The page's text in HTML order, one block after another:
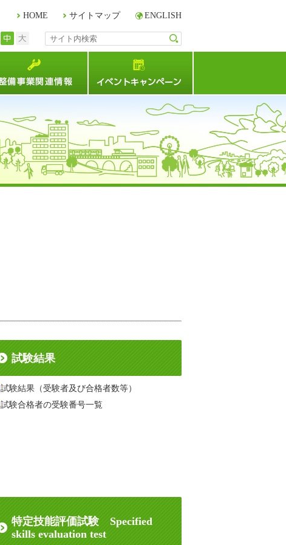
整備事業関連情報
HOME サイトマップ ENGLISH
小 中 サイト内検索
試験結果
試験結果（受験者及び合格者数等）
試験合格者の受験番号一覧
特定技能評価試験 Specified
skills evaluation test